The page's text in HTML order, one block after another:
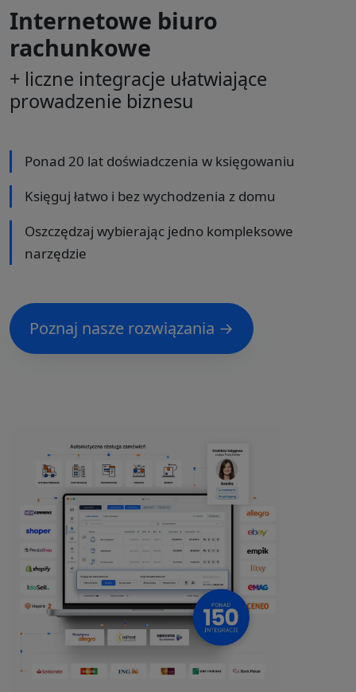
Internetowe biuro
rachunkowe
+ liczne integracje ułatwiające
prowadzenie biznesu
Ponad 20 lat doświadczenia w księgowaniu
Księguj łatwo i bez wychodzenia z domu
Oszczędzaj wybierając jedno kompleksowe
narzędzie
Poznaj nasze rozwiązania →